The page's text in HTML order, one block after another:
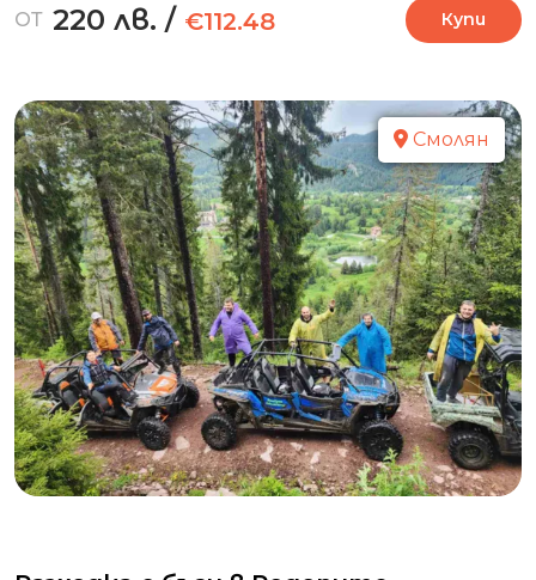
ОТ 220 лв. / €112.48 Купи
Смолян